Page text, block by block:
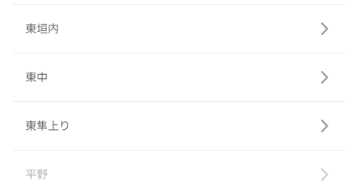
東垣内
東中
東隼上り
平野